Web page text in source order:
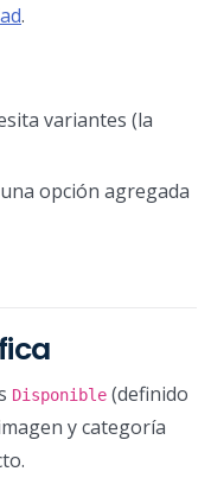
.
variantes (la
opción agregada
Disponible (definido
y categoría